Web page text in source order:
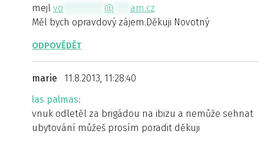
mejl vo @
am.cz
Měl bych opravdový zájem.Děkuji Novotný
ODPOVĚDĚT
marie
11.8.2013, 11:28:40
las palmas:
vnuk odletěl za brigádou na ibizu a nemůže sehnat
ubytování můžeš prosím poradit děkuji